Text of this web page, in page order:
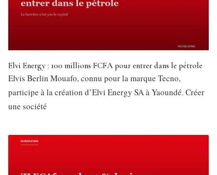
Elvi Energy : 100 millions FCFA pour entrer dans le pétrole
Elvis Berlin Mouafo, connu pour la marque Tecno,
participe à la création d’Elvi Energy SA à Yaoundé. Créer
une société